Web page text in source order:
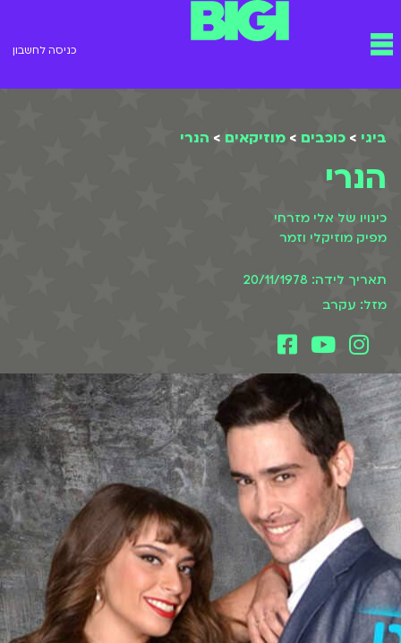
תפריט כניסה לחשבון
ביגי > כוכבים > מוזיקאים > הנרי
הנרי
כינויו של אלי מזרחי
מפיק מוזיקלי וזמר
תאריך לידה: 20/11/1978
מזל: עקרב